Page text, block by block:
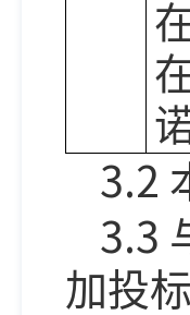
3.2
3.3
加投